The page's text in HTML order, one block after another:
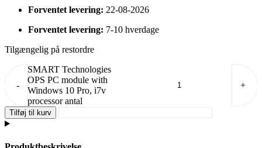
Forventet levering: 22-08-2026
Forventet levering: 7-10 hverdage
Tilgængelig på restordre
-
SMART Technologies
OPS PC module with
Windows 10 Pro, i7v
processor antal
+
Tilføj til kurv